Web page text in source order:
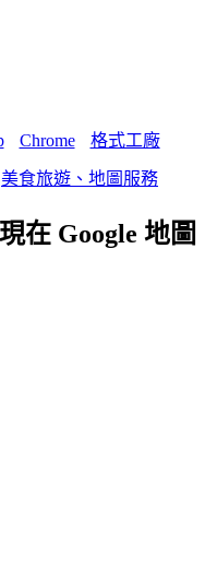
Chrome 格式工廠
美食旅遊、地圖服務
在 Google 地圖